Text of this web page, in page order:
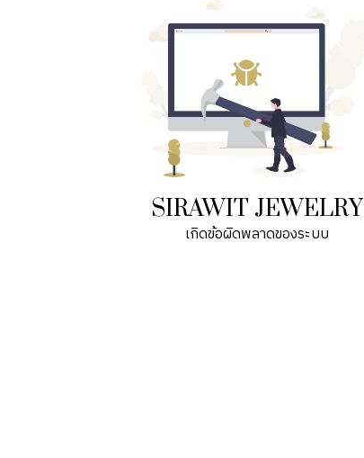
SIRAWIT JEWELRY
เกิดข้อผิดพลาดของระบบ